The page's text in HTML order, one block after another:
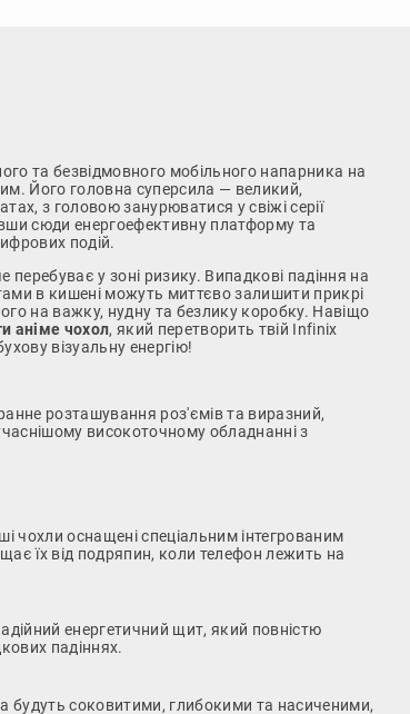
та безвідмовного мобільного напарника на
Його головна суперсила — великий,
з головою занурюватися у свіжі серії
сюди енергоефективну платформу та
подій.
у зоні ризику. Випадкові падіння на
в кишені можуть миттєво залишити прикрі
на важку, нудну та безлику коробку. Навіщо
аніме чохол, який перетворить твій Infinix
візуальну енергію!
розташування роз'ємів та виразний,
високоточному обладнанні з
оснащені спеціальним інтегрованим
їх від подряпин, коли телефон лежить на
енергетичний щит, який повністю
падіннях.
будуть соковитими, глибокими та насиченими,